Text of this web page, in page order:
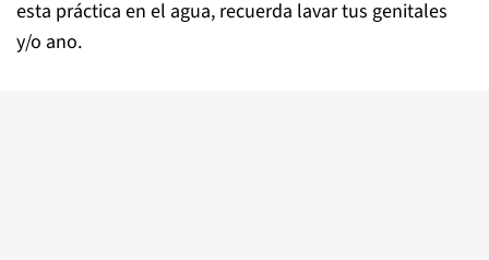
esta práctica en el agua, recuerda lavar tus genitales
y/o ano.